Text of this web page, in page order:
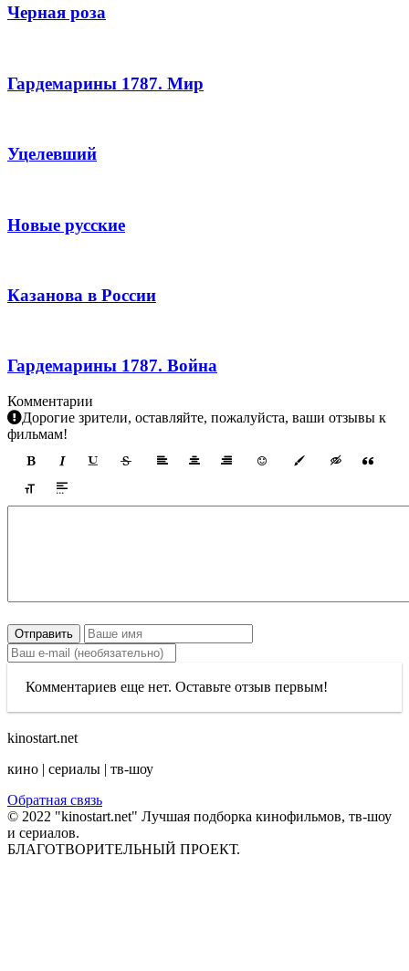
Черная роза
Гардемарины 1787. Мир
Уцелевший
Новые русские
Казанова в России
Гардемарины 1787. Война
Комментарии
Дорогие зрители, оставляйте, пожалуйста, ваши отзывы к
фильмам!
Отправить
Комментариев еще нет. Оставьте отзыв первым!
kinostart.net
кино | сериалы | тв-шоу
Обратная связь
© 2022 "kinostart.net" Лучшая подборка кинофильмов, тв-шоу
и сериалов.
БЛАГОТВОРИТЕЛЬНЫЙ ПРОЕКТ.